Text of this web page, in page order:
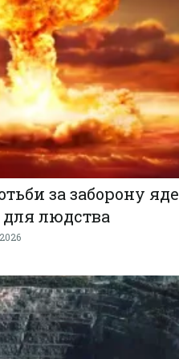
за заборону
для людства